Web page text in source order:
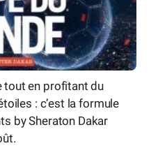
tout en profitant du
: c’est la formule
by Sheraton Dakar